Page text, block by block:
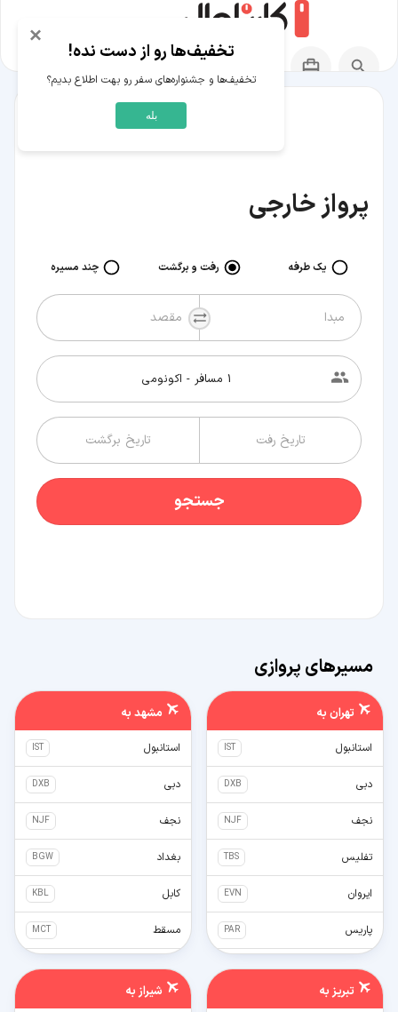
پرواز خارجی
یک طرفه رفت و برگشت چند مسیره
جستجو
مسیرهای پروازی
تهران به
استانبول IST
دبی DXB
نجف NJF
تفلیس TBS
ایروان EVN
پاریس PAR
لندن LON
مسقط
مشهد به
استانبول IST
دبی DXB
نجف NJF
بغداد BGW
کابل KBL
مسقط MCT
شارجه SHJ
تبریزبه شیرازبه
×
تخفیف‌ها رو از دست نده!
تخفیف‌ها و جشنواره‌های سفر رو بهت اطلاع بدیم؟
بله